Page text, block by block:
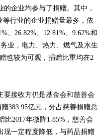
企业均参与了捐赠。其中，
行业的企业捐赠量最多，依
、26.82%、12.81%、9.62%和
业，电力、热力、燃气及水生
也较为可观，捐赠比重均在2
接收方仍是基金会和慈善会
383.95亿元，分占慈善捐赠总
比2017年微降1.85%，慈善会
现一定程度降低，与药品捐赠